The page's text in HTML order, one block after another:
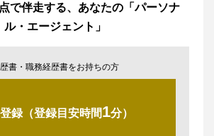
で伴走する、あなたの「パーソナ
ル・エージェント」
書・職務経歴書をお持ちの方
録（登録目安時間1分）